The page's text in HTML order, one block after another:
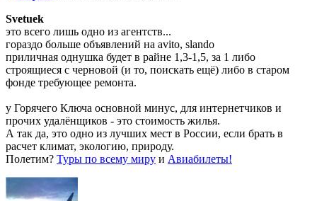
Svetuek
это всего лишь одно из агентств...
гораздо больше объявлений на avito, slando
приличная однушка будет в райне 1,3-1,5, за 1 либо
строящиеся с черновой (и то, поискать ещё) либо в старом
фонде требующее ремонта.
у Горячего Ключа основной минус, для интернетчиков и
прочих удалёнщиков - это стоимость жилья.
А так да, это одно из лучших мест в России, если брать в
расчет климат, экологию, природу.
Полетим? Туры по всему миру и Авиабилеты!